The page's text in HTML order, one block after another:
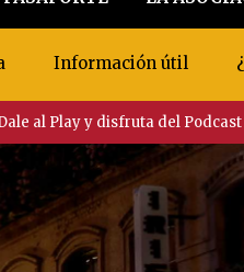
Información útil
al Play y disfruta del